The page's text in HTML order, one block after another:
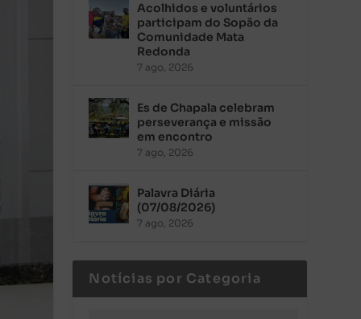
Acolhidos e voluntários
participam do Sopão da
Comunidade Mata
Redonda
7 ago, 2026
Es de Chapala celebram
perseverança e missão
em encontro
7 ago, 2026
Palavra Diária
(07/08/2026)
7 ago, 2026
Notícias por Categoria